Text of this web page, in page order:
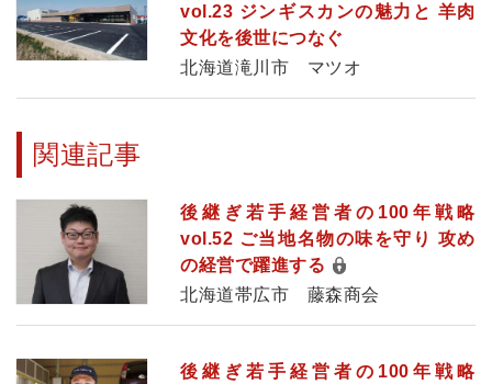
vol.23 ジンギスカンの魅力と 羊肉
文化を後世につなぐ
北海道滝川市 マツオ
関連記事
後継ぎ若手経営者の100年戦略
vol.52 ご当地名物の味を守り 攻め
の経営で躍進する
北海道帯広市 藤森商会
後継ぎ若手経営者の100年戦略